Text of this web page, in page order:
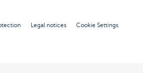
Legal notices
Cookie Settings